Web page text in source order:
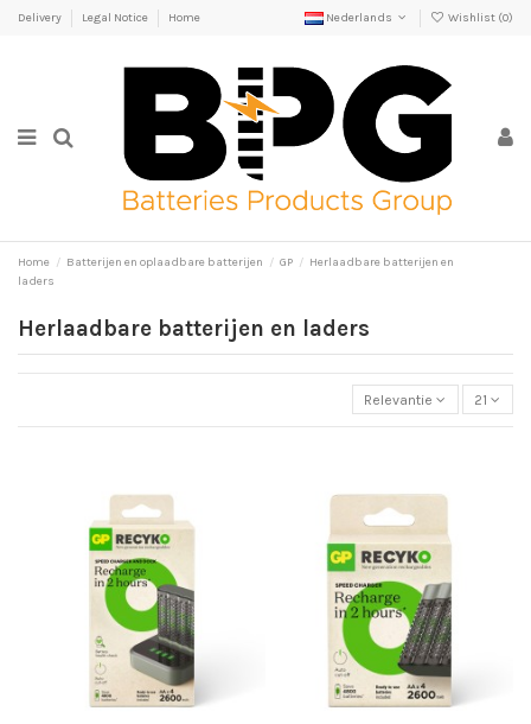
Delivery Legal Notice Home Nederlands Wishlist (0)
Home Batterijen en oplaadbare batterijen GP
Herlaadbare batterijen en
laders
Herlaadbare batterijen en laders
Relevantie 21